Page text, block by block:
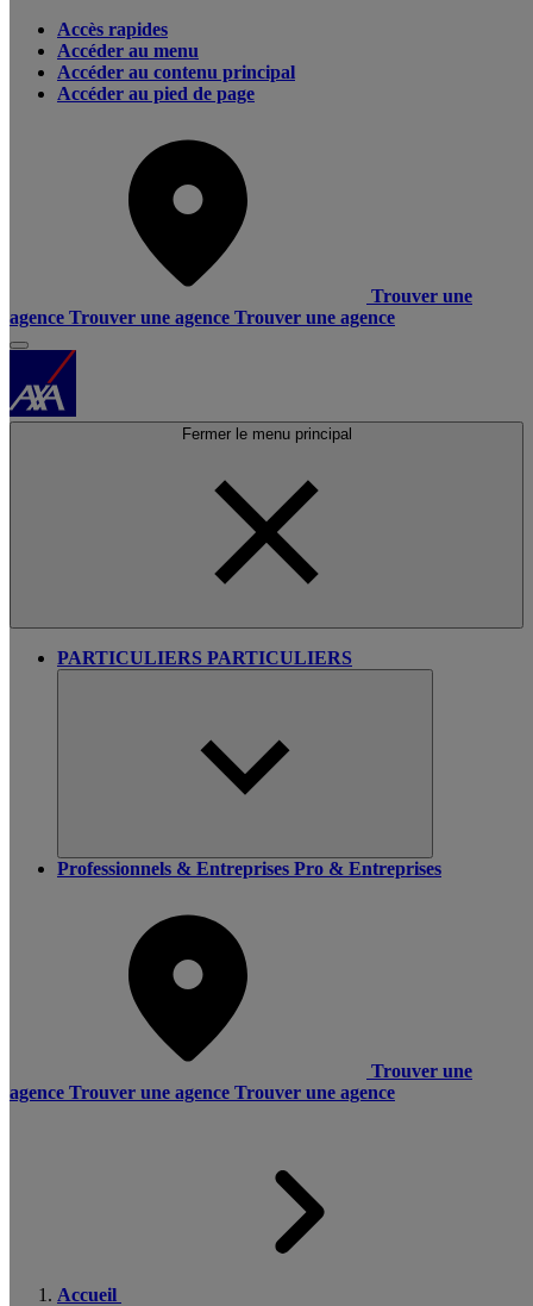
Accès rapides
Accéder au menu
Accéder au contenu principal
Accéder au pied de page
Trouver une
agence Trouver une agence Trouver une agence
Fermer le menu principal
PARTICULIERS PARTICULIERS
Professionnels & Entreprises Pro & Entreprises
Trouver une
agence Trouver une agence Trouver une agence
Accueil